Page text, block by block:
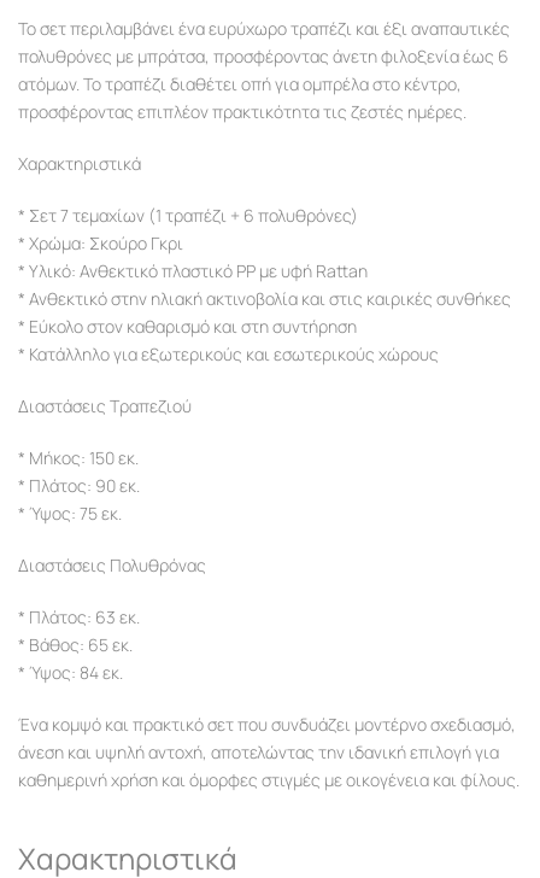
Το σετ περιλαμβάνει ένα ευρύχωρο τραπέζι και έξι αναπαυτικές
πολυθρόνες με μπράτσα, προσφέροντας άνετη φιλοξενία έως 6
ατόμων. Το τραπέζι διαθέτει οπή για ομπρέλα στο κέντρο,
προσφέροντας επιπλέον πρακτικότητα τις ζεστές ημέρες.
Χαρακτηριστικά
* Σετ 7 τεμαχίων (1 τραπέζι + 6 πολυθρόνες)
* Χρώμα: Σκούρο Γκρι
* Υλικό: Ανθεκτικό πλαστικό PP με υφή Rattan
* Ανθεκτικό στην ηλιακή ακτινοβολία και στις καιρικές συνθήκες
* Εύκολο στον καθαρισμό και στη συντήρηση
* Κατάλληλο για εξωτερικούς και εσωτερικούς χώρους
Διαστάσεις Τραπεζιού
* Μήκος: 150 εκ.
* Πλάτος: 90 εκ.
* Ύψος: 75 εκ.
Διαστάσεις Πολυθρόνας
* Πλάτος: 63 εκ.
* Βάθος: 65 εκ.
* Ύψος: 84 εκ.
Ένα κομψό και πρακτικό σετ που συνδυάζει μοντέρνο σχεδιασμό,
άνεση και υψηλή αντοχή, αποτελώντας την ιδανική επιλογή για
καθημερινή χρήση και όμορφες στιγμές με οικογένεια και φίλους.
Χαρακτηριστικά